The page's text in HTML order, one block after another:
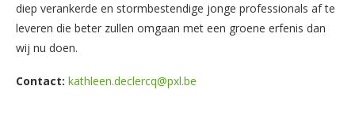
diep verankerde en stormbestendige jonge professionals af te
leveren die beter zullen omgaan met een groene erfenis dan
wij nu doen.
Contact: kathleen.declercq@pxl.be